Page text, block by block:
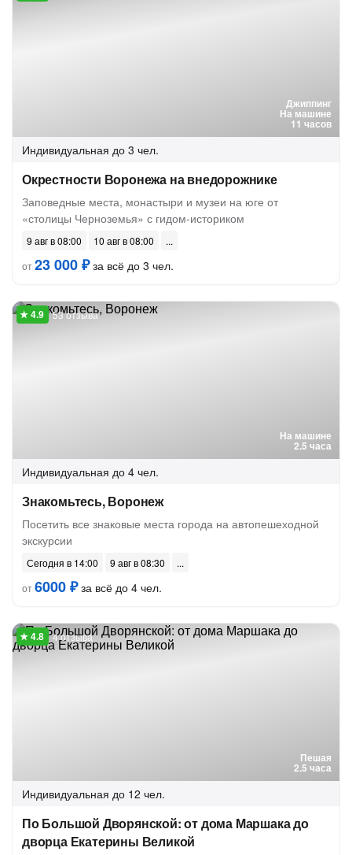
Джиппинг
На машине
11 часов
Индивидуальная до 3 чел.
Окрестности Воронежа на внедорожнике
Заповедные места, монастыри и музеи на юге от
«столицы Черноземья» с гидом-историком
9 авг в 08:00
10 авг в 08:00
от23 000 ₽за всё до 3 чел.
На машине
2.5 часа
53 отзыва
Индивидуальная до 4 чел.
Знакомьтесь, Воронеж
Посетить все знаковые места города на автопешеходной
экскурсии
Сегодня в 14:00
9 авг в 08:30
от6000 ₽за всё до 4 чел.
Пешая
2.5 часа
4 отзыва
Индивидуальная до 12 чел.
По Большой Дворянской: от дома Маршака до
дворца Екатерины Великой